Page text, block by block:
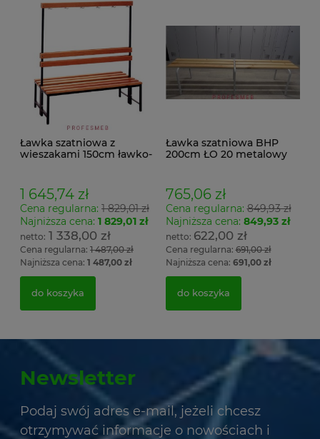
Ławka szatniowa z
wieszakami 150cm ławko-
1 645,74 zł
Cena regularna: 1 829,01 zł
Najniższa cena: 1 829,01 zł
1 338,00 zł
Cena regularna: 1 487,00 zł
Najniższa cena: 1 487,00 zł
do koszyka
Ławka szatniowa BHP
200cm ŁO 20 metalowy
765,06 zł
Cena regularna:849,93 zł
Najniższa cena: 849,93 zł
622,00 zł
Cena regularna:691,00 zł
Najniższa cena: 691,00 zł
do koszyka
Newsletter
Podaj swój adres e-mail, jeżeli chcesz
otrzymywać informacje o nowościach i